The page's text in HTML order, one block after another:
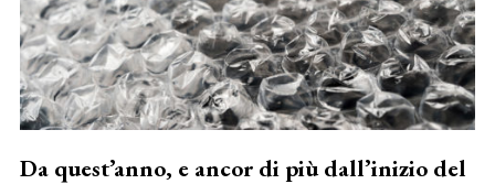
Da quest’anno, e ancor di più dall’inizio del